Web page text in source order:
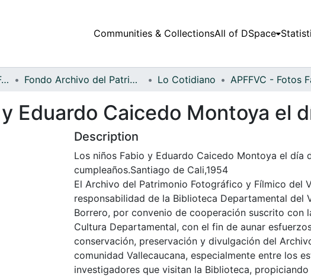
Communities & CollectionsAll of DSpace
Archivo del Patrimonio Fotográfico y Fílmico del Valle del Cauca Fondo Archivo del Patrimonio Fotográfico y Fílmico del Valle del Cauca Lo Cotidiano
Eduardo Caicedo Montoya el
Description
Los niños Fabio y Eduardo Caicedo Montoya el día
cumpleaños.Santiago de Cali,1954
El Archivo del Patrimonio Fotográfico y Fílmico del
responsabilidad de la Biblioteca Departamental del
Borrero, por convenio de cooperación suscrito con
Cultura Departamental, con el fin de aunar
conservación, preservación y divulgación del
comunidad Vallecaucana, especialmente entre los
investigadores que visitan la Biblioteca,